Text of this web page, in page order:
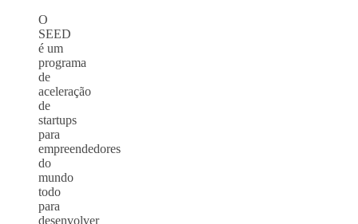
O
SEED
é um
programa
de
aceleração
de
startups
para
empreendedores
do
mundo
todo
para
desenvolver